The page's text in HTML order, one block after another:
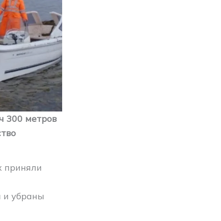
300 метров
приняли
и убраны